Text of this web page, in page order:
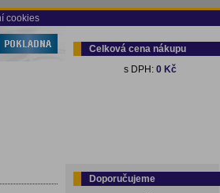
cookies
Celková cena nákupu
s DPH: 0 Kč
Doporučujeme